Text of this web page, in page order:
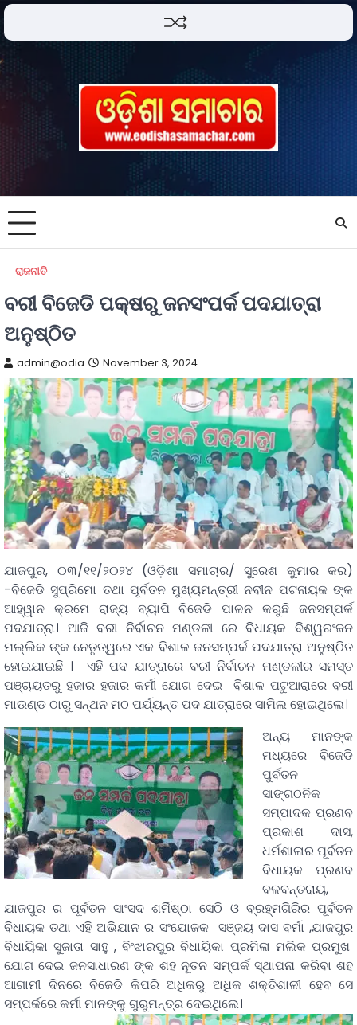
ରାଜନୀତି
ବରୀ ବିଜେଡି ପକ୍ଷରୁ ଜନସଂପର୍କ ପଦଯାତ୍ରା
ଅନୁଷ୍ଠିତ
admin@odia November 3, 2024
ଯାଜପୁର, ୦୩/୧୧/୨୦୨୪ (ଓଡ଼ିଶା ସମାଚାର/ ସୁରେଶ କୁମାର କର)
-ବିଜେଡି ସୁପ୍ରିମୋ ତଥା ପୂର୍ବତନ ମୁଖ୍ୟମନ୍ତ୍ରୀ ନବୀନ ପଟନାୟକ ଙ୍କ
ଆହ୍ୱାନ କ୍ରମେ ରାଜ୍ୟ ବ୍ୟାପି ବିଜେଡି ପାଳନ କରୁଛି ଜନସମ୍ପର୍କ
ପଦଯାତ୍ରା। ଆଜି ବରୀ ନିର୍ବାଚନ ମଣ୍ଡଳୀ ରେ ବିଧାୟକ ବିଶ୍ୱରଂଜନ
ମଲ୍ଲିକ ଙ୍କ ନେତୃତ୍ୱରେ ଏକ ବିଶାଳ ଜନସମ୍ପର୍କ ପଦଯାତ୍ରା ଅନୁଷ୍ଠିତ
ହୋଇଯାଇଛି । ଏହି ପଦ ଯାତ୍ରାରେ ବରୀ ନିର୍ବାଚନ ମଣ୍ଡଳୀର ସମସ୍ତ
ପଞ୍ଚାୟତରୁ ହଜାର ହଜାର କର୍ମୀ ଯୋଗ ଦେଇ ବିଶାଳ ପଟୁଆରାରେ ବରୀ
ମାଉଣ୍ଡ ଠାରୁ ସନ୍ଥନ ମଠ ପର୍ଯ୍ୟନ୍ତ ପଦ ଯାତ୍ରାରେ ସାମିଲ ହୋଇଥିଲେ।
ଅନ୍ୟ ମାନଙ୍କ
ମଧ୍ୟରେ ବିଜେଡି
ପୁର୍ବତନ
ସାଙ୍ଗଠନିକ
ସମ୍ପାଦକ ପ୍ରଣବ
ପ୍ରକାଶ ଦାସ,
ଧର୍ମଶାଳାର ପୂର୍ବତନ
ବିଧାୟକ ପ୍ରଣବ
ବଳବନ୍ତରାୟ,
ଯାଜପୁର ର ପୂର୍ବତନ ସାଂସଦ ଶର୍ମିଷ୍ଠା ସେଠି ଓ ବ୍ରହ୍ମଗିରିର ପୂର୍ବତନ
ବିଧାୟକ ତଥା ଏହି ଅଭିଯାନ ର ସଂଯୋଜକ ସଞ୍ଜୟ ଦାସ ବର୍ମା ,ଯାଜପୁର
ବିଧାୟିକା ସୁଜାତା ସାହୁ , ବିଂଝାରପୁର ବିଧାୟିକା ପ୍ରମିଳା ମଲିକ ପ୍ରମୁଖ
ଯୋଗ ଦେଇ ଜନସାଧାରଣ ଙ୍କ ଶହ ନୂତନ ସମ୍ପର୍କ ସ୍ଥାପନା କରିବା ଶହ
ଆଗାମୀ ଦିନରେ ବିଜେଡି କିପରି ଅଧିକରୁ ଅଧିକ ଶକ୍ତିଶାଳୀ ହେବ ସେ
ସମ୍ପର୍କରେ କର୍ମୀ ମାନଙ୍କୁ ଗୁରୁମନ୍ତ୍ର ଦେଇଥିଲେ।